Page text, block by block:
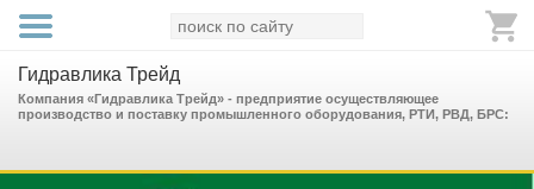
Гидравлика Трейд
Компания «Гидравлика Трейд» - предприятие осуществляющее
производство и поставку промышленного оборудования, РТИ, РВД, БРС: